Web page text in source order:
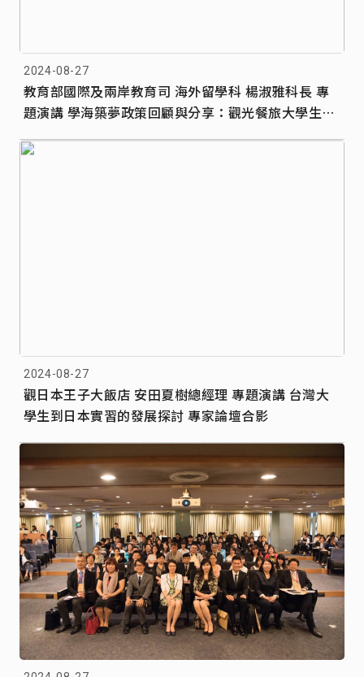
2024-08-27
教育部國際及兩岸教育司 海外留學科 楊淑雅科長 專
題演講 學海築夢政策回顧與分享：觀光餐旅大學生海
2024-08-27
觀日本王子大飯店 安田夏樹總經理 專題演講 台灣大
學生到日本實習的發展探討 專家論壇合影